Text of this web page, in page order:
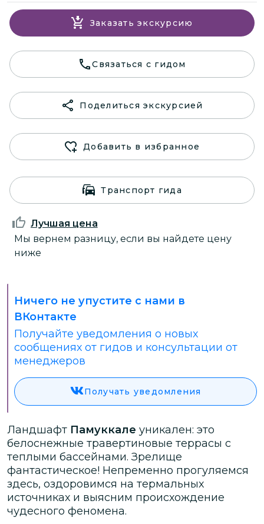
Заказать экскурсию
Связаться с гидом
Поделиться экскурсией
Добавить в избранное
Транспорт гида
Лучшая цена
Мы вернем разницу, если вы найдете цену
ниже
Ничего не упустите с нами в
ВКонтакте
Получайте уведомления о новых
сообщениях от гидов и консультации от
менеджеров
Получать уведомления
Ландшафт Памуккале уникален: это
белоснежные травертиновые террасы с
теплыми бассейнами. Зрелище
фантастическое! Непременно прогуляемся
здесь, оздоровимся на термальных
источниках и выясним происхождение
чудесного феномена.